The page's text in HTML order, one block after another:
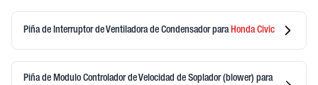
Piña de Interruptor de Ventiladora de Condensadorpara HondaCivic
Piña de Modulo Controlador de Velocidad de Soplador (blower) para